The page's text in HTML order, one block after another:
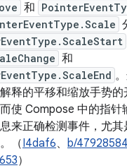
和
和
释的平移和缩放手势
使 Compose 中的指针
来正确检测事件，尤
（I4daf6、 b/
）